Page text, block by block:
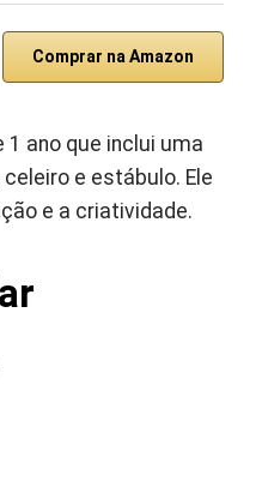
Comprar na Amazon
ano que inclui uma
e estábulo. Ele
e a criatividade.